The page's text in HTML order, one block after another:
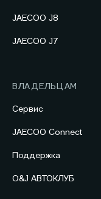
JAECOO J8
JAECOO J7
ВЛАДЕЛЬЦАМ
Сервис
JAECOO Connect
Поддержка
O&J АВТОКЛУБ